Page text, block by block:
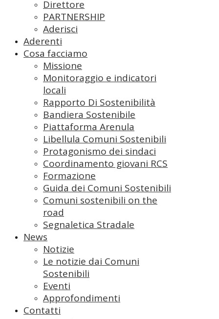
Direttore
PARTNERSHIP
Aderisci
Aderenti
Cosa facciamo
Missione
Monitoraggio e indicatori
locali
Rapporto Di Sostenibilità
Bandiera Sostenibile
Piattaforma Arenula
Libellula Comuni Sostenibili
Protagonismo dei sindaci
Coordinamento giovani RCS
Formazione
Guida dei Comuni Sostenibili
Comuni sostenibili on the
road
Segnaletica Stradale
News
Notizie
Le notizie dai Comuni
Sostenibili
Eventi
Approfondimenti
Contatti